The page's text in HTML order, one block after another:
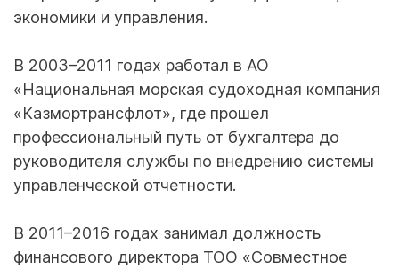
экономики и управления.
В 2003–2011 годах работал в АО
«Национальная морская судоходная компания
«Казмортрансфлот», где прошел
профессиональный путь от бухгалтера до
руководителя службы по внедрению системы
управленческой отчетности.
В 2011–2016 годах занимал должность
финансового директора ТОО «Совместное